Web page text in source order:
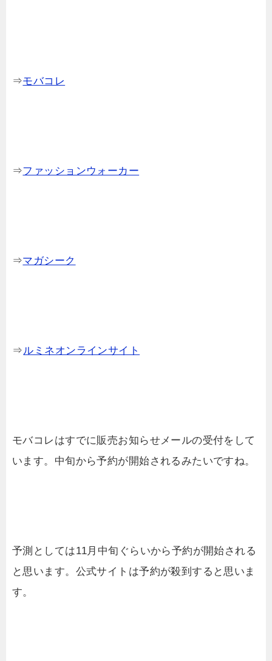
⇒モバコレ
⇒ファッションウォーカー
⇒マガシーク
⇒ルミネオンラインサイト
モバコレはすでに販売お知らせメールの受付をして
います。中旬から予約が開始されるみたいですね。
予測としては11月中旬ぐらいから予約が開始される
と思います。公式サイトは予約が殺到すると思いま
す。